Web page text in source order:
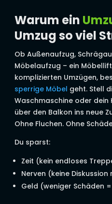
Warum ein
Umzug so viel
Ob Außenaufzug,
Möbelaufzug – ein
komplizierten Umzügen,
sperrige Möbel geht. Stell
Waschmaschine oder dein
über den Balkon ins neue
Ohne Fluchen. Ohne
Du sparst:
Zeit (kein endloses
Nerven (keine
Geld (weniger Schäden